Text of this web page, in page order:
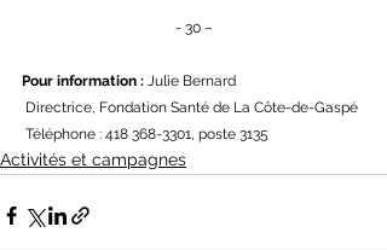
- 30 –
Pour information : Julie Bernard
Directrice, Fondation Santé de La Côte-de-Gaspé
Téléphone : 418 368-3301, poste 3135
Activités et campagnes